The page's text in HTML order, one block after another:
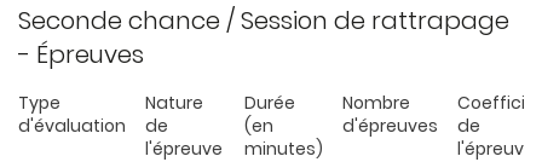
Seconde chance / Session de rattrapage
- Épreuves
Type
d'évaluation
Nature
de
l'épreuve
Durée
(en
minutes)
Nombre
d'épreuves
de
l'épreuve